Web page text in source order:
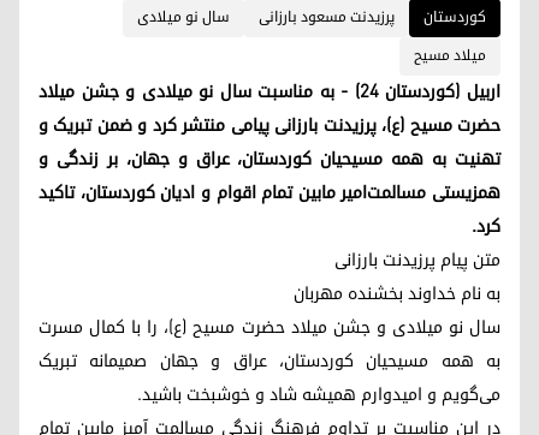
کوردستان
پرزیدنت مسعود بارزانی
سال نو میلادی
میلاد مسیح
اربیل (کوردستان 24) - به مناسبت سال نو میلادی و جشن میلاد
حضرت مسیح (ع)، پرزیدنت بارزانی پیامی منتشر کرد و ضمن تبریک و
تهنیت به همه مسیحیان کوردستان، عراق و جهان، بر زندگی و
همزیستی مسالمت‌امیر مابین تمام اقوام و ادیان کوردستان، تاکید
کرد.
متن پیام پرزیدنت بارزانی
به نام خداوند بخشنده مهربان
سال نو میلادی و جشن میلاد حضرت مسیح (ع)، را با کمال مسرت
به همه مسیحیان کوردستان، عراق و جهان صمیمانه تبریک
می‌گویم و امیدوارم همیشه شاد و خوشبخت باشید.